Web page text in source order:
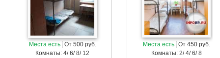
Места есть От 500 руб.
Комнаты: 4/ 6/ 8/ 12
Места есть От 450 руб.
Комнаты: 2/ 4/ 6/ 8